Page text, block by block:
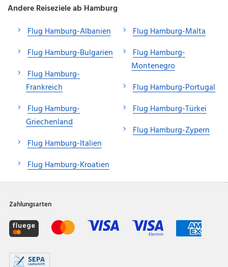
Andere Reiseziele ab Hamburg
Flug Hamburg-Albanien
Flug Hamburg-Bulgarien
Flug Hamburg-
Frankreich
Flug Hamburg-
Griechenland
Flug Hamburg-Italien
Flug Hamburg-Kroatien
Flug Hamburg-Malta
Flug Hamburg-
Montenegro
Flug Hamburg-Portugal
Flug Hamburg-Türkei
Flug Hamburg-Zypern